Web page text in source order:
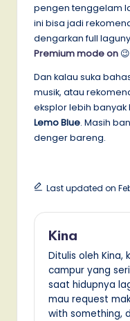
pengen tenggelam
ini bisa jadi
dengarkan full
Premium mode on
Dan kalau suka
musik, atau
eksplor lebih banyak
Lemo Blue. Masih
denger bareng.
Last updated on
Kina
Ditulis oleh
campur yang
saat hidupnya
mau request
with something,